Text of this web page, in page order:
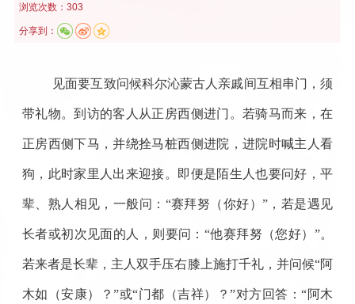
浏览次数：303
分享到：
见面要互致问候科尔沁蒙古人亲戚间互相串门，须
带礼物。到访的客人从正房西侧进门。若骑马而来，在
正房西侧下马，并绕拴马桩西侧进院，进院时喊主人看
狗，此时家里人出来迎接。即便是陌生人也要问好，平
辈、熟人相见，一般问：“赛拜努（你好）”，若是遇见
长者或初次见面的人，则要问：“他赛拜努（您好）”。
若来者是长辈，主人双手压右膝上施打千礼，并问候“阿
木如（安康）？”或“门都（吉祥）？”对方回答：“阿木